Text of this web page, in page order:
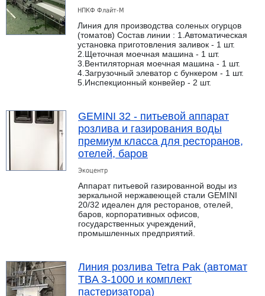
НПКФ Флайт-М
Линия для производства соленых огурцов
(томатов) Состав линии : 1.Автоматическая
установка приготовления заливок - 1 шт.
2.Щеточная моечная машина - 1 шт.
3.Вентиляторная моечная машина - 1 шт.
4.Загрузочный элеватор с бункером - 1 шт.
5.Инспекционный конвейер - 2 шт.
GEMINI 32 - питьевой аппарат
розлива и газирования воды
премиум класса для ресторанов,
отелей, баров
Экоцентр
Аппарат питьевой газированной воды из
зеркальной нержавеющей стали GEMINI
20/32 идеален для ресторанов, отелей,
баров, корпоративных офисов,
государственных учреждений,
промышленных предприятий.
Линия розлива Tetra Pak (автомат
TBA 3-1000 и комплект
пастеризатора)